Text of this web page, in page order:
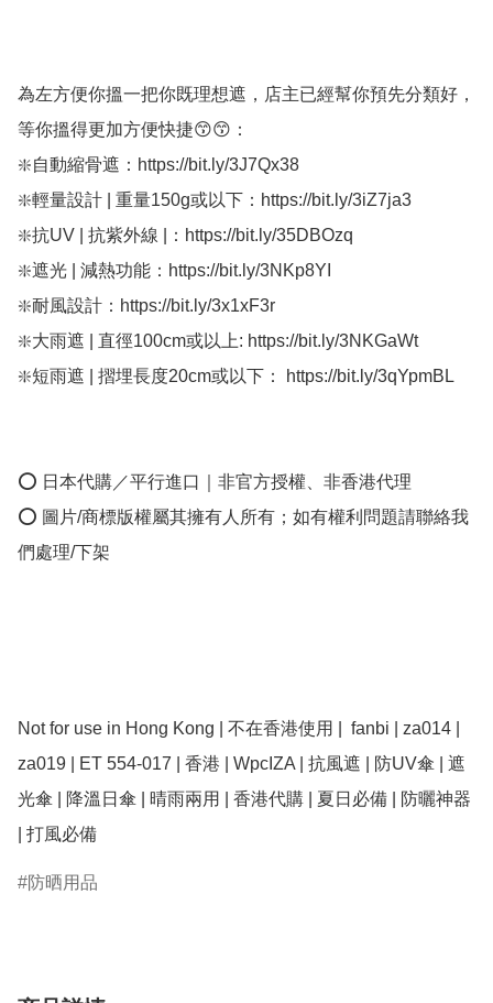
為左方便你搵一把你既理想遮，店主已經幫你預先分類好，
等你搵得更加方便快捷😙😙：
❇️自動縮骨遮：https://bit.ly/3J7Qx38
❇️輕量設計 | 重量150g或以下：https://bit.ly/3iZ7ja3
❇️抗UV | 抗紫外線 |：https://bit.ly/35DBOzq
❇️遮光 | 減熱功能：https://bit.ly/3NKp8YI
❇️耐風設計：https://bit.ly/3x1xF3r
❇️大雨遮 | 直徑100cm或以上: https://bit.ly/3NKGaWt
❇️短雨遮 | 摺埋長度20cm或以下： https://bit.ly/3qYpmBL
⭕ 日本代購／平行進口｜非官方授權、非香港代理
⭕ 圖片/商標版權屬其擁有人所有；如有權利問題請聯絡我
們處理/下架
Not for use in Hong Kong | 不在香港使用 |  fanbi | za014 |
za019 | ET 554-017 | 香港 | WpcIZA | 抗風遮 | 防UV傘 | 遮
光傘 | 降溫日傘 | 晴雨兩用 | 香港代購 | 夏日必備 | 防曬神器
| 打風必備
防晒用品